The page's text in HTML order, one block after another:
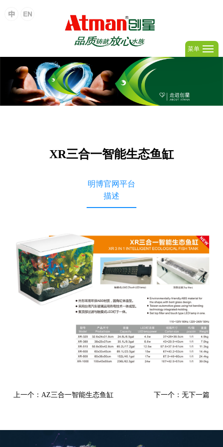
菜单
XR三合一智能生态鱼缸
明博官网平台
描述
上一个：AZ三合一智能生态鱼缸 下一个：无下一篇